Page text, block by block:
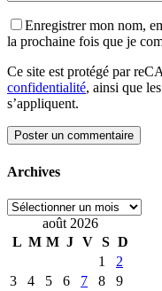
Enregistrer mon nom,
la prochaine fois que je
Ce site est protégé par
confidentialité, ainsi que les
s’appliquent.
Archives
Archives
août 2026
L M M J V S D
1
2
3
4 5 6 7 8
9